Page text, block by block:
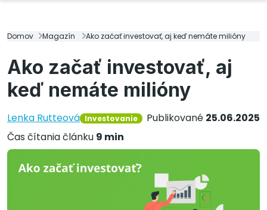
Domov Magazín Ako začať investovať, aj keď nemáte milióny
Ako začať investovať, aj
keď nemáte milióny
Lenka Rutteová Investovanie Publikované 25.06.2025
Čas čítania článku 9 min